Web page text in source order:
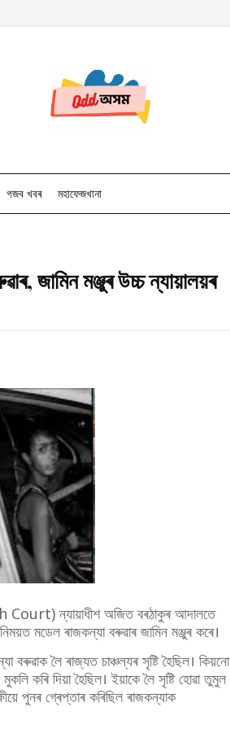
গজব খবৰ মহাফেজখানা
জামিন মঞ্জুৰ উচ্চ ন্যায়ালয়ৰ
Court) ন্যায়াধীশ অজিত বৰঠাকুৰ আদালতে
মডেল ৰাজকন্যা বৰুৱাৰ জামিন মঞ্জুৰ কৰে।
বৰুৱাক লৈ ৰাজ্যত চাঞ্চল্যৰ সৃষ্টি হৈছিল। কিয়নো
কৰি দিয়া হৈছিল। ইয়াকে লৈ সৃষ্টি হোৱা তুমুল
পুনৰ গ্ৰেপ্তাৰ কৰিছিল ৰাজকন্যাক